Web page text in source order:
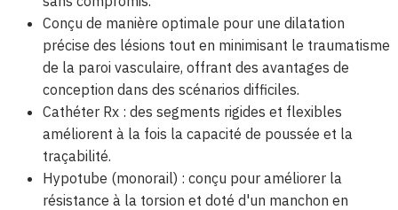
Conçu de manière optimale pour une dilatation
précise des lésions tout en minimisant le traumatisme
de la paroi vasculaire, offrant des avantages de
conception dans des scénarios difficiles.
Cathéter Rx : des segments rigides et flexibles
améliorent à la fois la capacité de poussée et la
traçabilité.
Hypotube (monorail) : conçu pour améliorer la
résistance à la torsion et doté d'un manchon en